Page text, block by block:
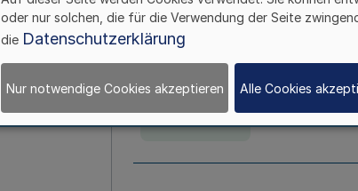
Verordnung über die
Nordrhein-Westfalen
oder nur solchen, die für die Verwendung der Seite
die Datenschutzerklärung
Nur notwendige Cookies akzeptieren Alle Cookies